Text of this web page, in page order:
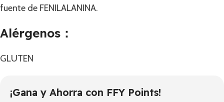
fuente de FENILALANINA.
Alérgenos：
GLUTEN
¡Gana y Ahorra con FFY Points!